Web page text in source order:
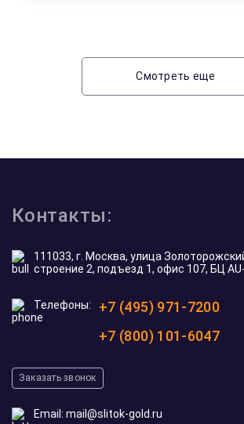
Смотреть еще
Контакты:
111033, г. Москва, улица
строение 2, подъезд 1, офис 107, БЦ
Телефоны:
+7 (495) 971-7200
+7 (800) 101-6047
Заказать звонок
Email: mail@slitok-gold.ru